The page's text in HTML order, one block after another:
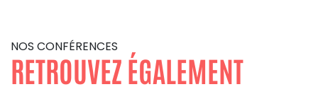
NOS CONFÉRENCES
RETROUVEZ ÉGALEMENT